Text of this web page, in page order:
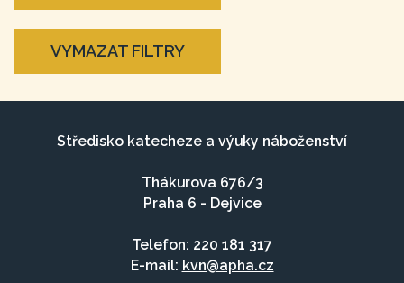
VYMAZAT FILTRY
Středisko katecheze a výuky náboženství
Thákurova 676/3
Praha 6 - Dejvice
Telefon: 220 181 317
E-mail: kvn@apha.cz